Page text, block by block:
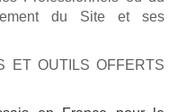
du Site et ses
ET OUTILS OFFERTS